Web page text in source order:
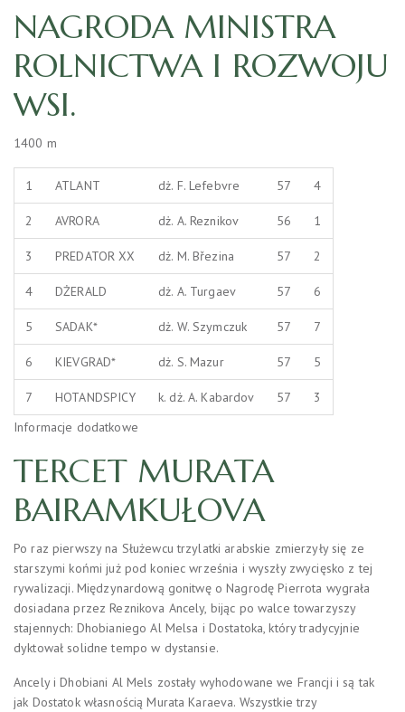
NAGRODA MINISTRA
ROLNICTWA I ROZWOJU
WSI.
1400 m
1 ATLANT dż. F. Lefebvre 57 4
2 AVRORA dż. A. Reznikov 56 1
3 PREDATOR XX dż. M. Březina 57 2
4 DŻERALD dż. A. Turgaev 57 6
5 SADAK* dż. W. Szymczuk 57 7
6 KIEVGRAD* dż. S. Mazur 57 5
7 HOTANDSPICY k. dż. A. Kabardov 57
3
Informacje dodatkowe
TERCET MURATA
BAIRAMKUŁOVA
Po raz pierwszy na Służewcu trzylatki arabskie zmierzyły się ze
starszymi końmi już pod koniec września i wyszły zwycięsko z tej
rywalizacji. Międzynardową gonitwę o Nagrodę Pierrota wygrała
dosiadana przez Reznikova Ancely, bijąc po walce towarzyszy
stajennych: Dhobianiego Al Melsa i Dostatoka, który tradycyjnie
dyktował solidne tempo w dystansie.
Ancely i Dhobiani Al Mels zostały wyhodowane we Francji i są tak
jak Dostatok własnością Murata Karaeva. Wszystkie trzy